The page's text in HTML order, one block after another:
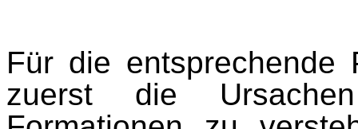
Für die entsprechende
zuerst die